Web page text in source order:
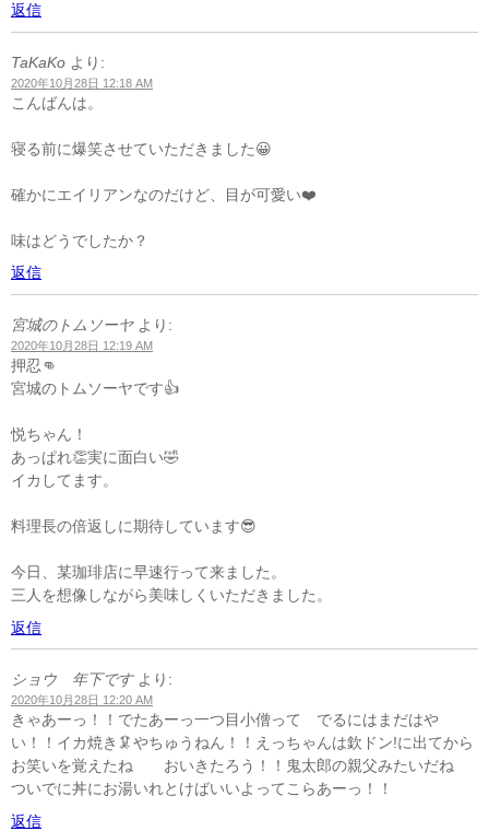
返信
TaKaKo より:
2020年10月28日 12:18 AM
こんばんは。
寝る前に爆笑させていただきました😀
確かにエイリアンなのだけど、目が可愛い❤️
味はどうでしたか？
返信
宮城のトムソーヤ より:
2020年10月28日 12:19 AM
押忍👊
宮城のトムソーヤです👍
悦ちゃん！
あっぱれ👏実に面白い🤣
イカしてます。
料理長の倍返しに期待しています😎
今日、某珈琲店に早速行って来ました。
三人を想像しながら美味しくいただきました。
返信
ショウ 年下です より:
2020年10月28日 12:20 AM
きゃあーっ！！でたあーっ一つ目小僧って でるにはまだはや
い！！イカ焼き🦑やちゅうねん！！えっちゃんは欽ドン!に出てから
お笑いを覚えたね おいきたろう！！鬼太郎の親父みたいだね
ついでに丼にお湯いれとけばいいよってこらあーっ！！
返信